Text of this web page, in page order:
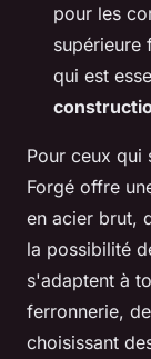
pour les
supérieure
qui est
Pour ceux qui
Forgé offre
en acier brut,
la possibilité
s'adaptent à
ferronnerie,
choisissant